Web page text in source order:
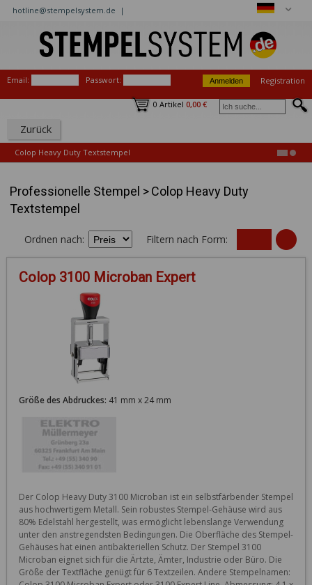
hotline@stempelsystem.de |
Email: Passwort: Registration
0 Artikel 0,00 €
Zurück
Colop Heavy Duty Textstempel
Professionelle Stempel >Colop Heavy Duty
Textstempel
Filtern nach Form:
Ordnen nach:
Colop 3100 Microban Expert
Größe des Abdruckes: 41 mm x 24 mm
Der Colop Heavy Duty 3100 Microban ist ein selbstfärbender Stempel
aus hochwertigem Metall. Sein robustes Stempel-Gehäuse wird aus
80% Edelstahl hergestellt, was ermöglicht lebenslange Verwendung
unter den anstregendsten Bedingungen. Die Oberfläche des Stempel-
Gehäuses hat einen antibakteriellen Schutz. Der Stempel 3100
Microban eignet sich für die Ärtzte, Ämter, Industrie oder Büro. Die
Größe der Textfläche genügt für 6 Textzeilen. Andere Stempelnamen: